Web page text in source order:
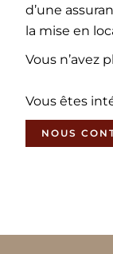
d’une
la mise en
Vous n’avez
Vous êtes
NOUS